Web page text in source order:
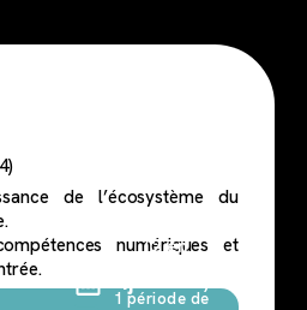
de l’écosystème du
numériques et
4j
1 période de
(2 en
centre)